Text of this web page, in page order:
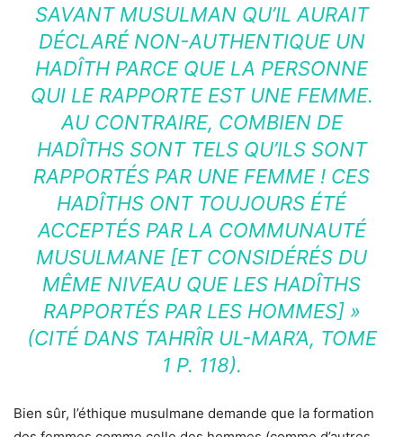
SAVANT MUSULMAN QU’IL AURAIT
DÉCLARÉ NON-AUTHENTIQUE UN
HADÎTH PARCE QUE LA PERSONNE
QUI LE RAPPORTE EST UNE FEMME.
AU CONTRAIRE, COMBIEN DE
HADÎTHS SONT TELS QU’ILS SONT
RAPPORTÉS PAR UNE FEMME ! CES
HADÎTHS ONT TOUJOURS ÉTÉ
ACCEPTÉS PAR LA COMMUNAUTÉ
MUSULMANE [ET CONSIDÉRÉS DU
MÊME NIVEAU QUE LES HADÎTHS
RAPPORTÉS PAR LES HOMMES] »
(CITÉ DANS TAHRÎR UL-MAR’A, TOME
1 P. 118).
Bien sûr, l’éthique musulmane demande que la formation